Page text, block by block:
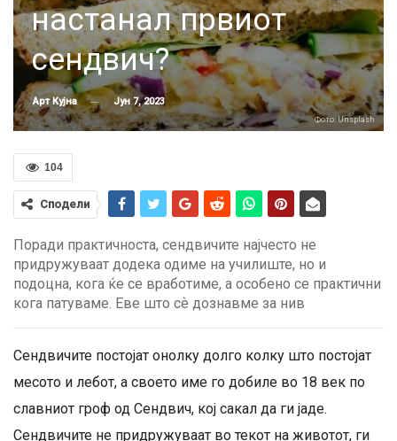
настанал првиот
сендвич?
Арт Кујна Јун 7, 2023
Фото: Unsplash
104
Сподели
Поради практичноста, сендвичите најчесто не
придружуваат додека одиме на училиште, но и
подоцна, кога ќе се вработиме, а особено се практични
кога патуваме. Еве што сѐ дознавме за нив
Сендвичите постојат онолку долго колку што постојат
месото и лебот, а своето име го добиле во 18 век по
славниот гроф од Сендвич, кој сакал да ги јаде.
Сендвичите не придружуваат во текот на животот, ги